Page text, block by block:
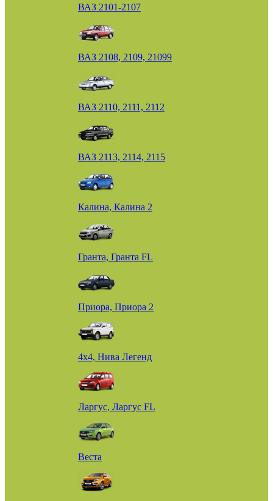
ВАЗ 2101-2107
ВАЗ 2108, 2109, 21099
ВАЗ 2110, 2111, 2112
ВАЗ 2113, 2114, 2115
Калина, Калина 2
Гранта, Гранта FL
Приора, Приора 2
4х4, Нива Легенд
Ларгус, Ларгус FL
Веста